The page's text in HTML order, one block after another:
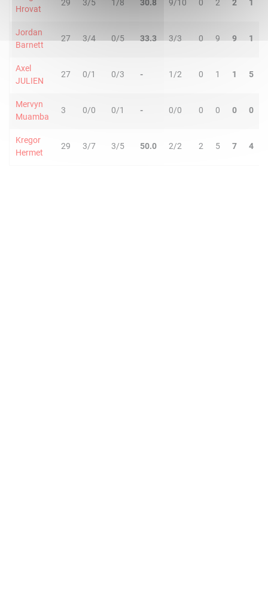
Hrovat
29 3/5 1/8 30.8 9/10 0 2 2 1
Jordan
Barnett
27 3/4 0/5 33.3 3/3 0 9 9 1
Axel
JULIEN
27 0/1 0/3 - 1/2 0 1 1 5
Mervyn
Muamba
3 0/0 0/1 - 0/0 0 0 0 0
Kregor
Hermet
29 3/7 3/5 50.0 2/2 2 5 7 4